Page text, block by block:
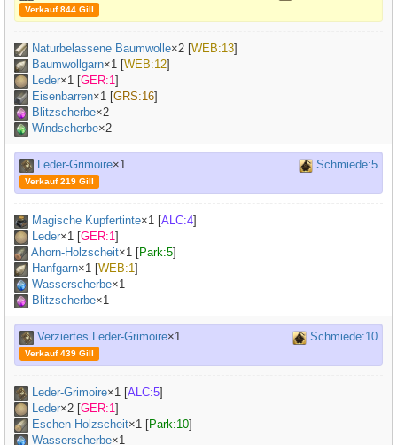
Verkauf 844 Gill
Naturbelassene Baumwolle×2 [WEB:13]
Baumwollgarn×1 [WEB:12]
Leder×1 [GER:1]
Eisenbarren×1 [GRS:16]
Blitzscherbe×2
Windscherbe×2
Leder-Grimoire×1 Schmiede:5
Verkauf 219 Gill
Magische Kupfertinte×1 [ALC:4]
Leder×1 [GER:1]
Ahorn-Holzscheit×1 [Park:5]
Hanfgarn×1 [WEB:1]
Wasserscherbe×1
Blitzscherbe×1
Verziertes Leder-Grimoire×1 Schmiede:10
Verkauf 439 Gill
Leder-Grimoire×1 [ALC:5]
Leder×2 [GER:1]
Eschen-Holzscheit×1 [Park:10]
Wasserscherbe×1